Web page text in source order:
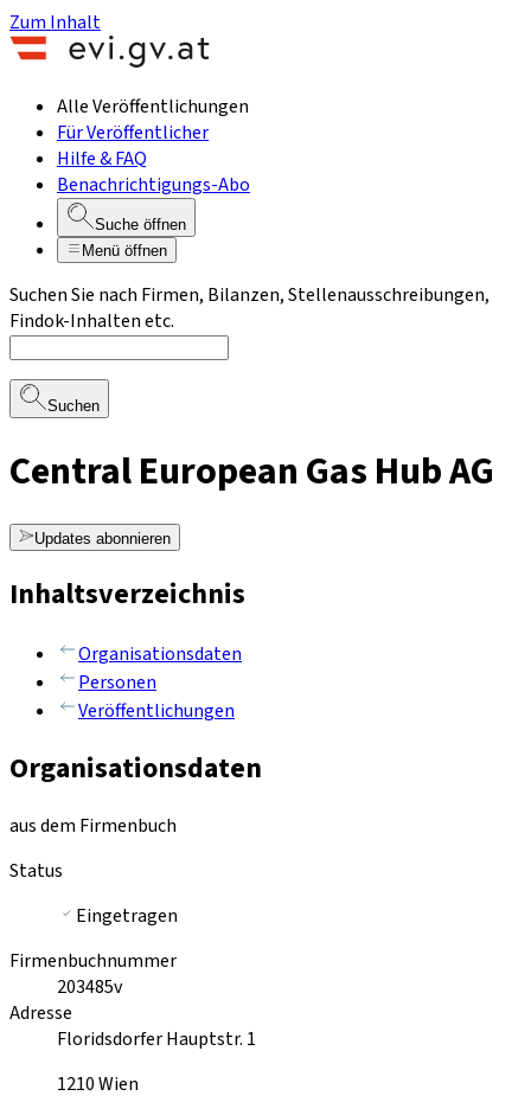
Zum Inhalt
Alle Veröffentlichungen
Für Veröffentlicher
Hilfe & FAQ
Benachrichtigungs-Abo
Suche öffnen
Menü öffnen
Suchen Sie nach Firmen, Bilanzen, Stellenausschreibungen,
Findok-Inhalten etc.
Suchen
Central European Gas Hub AG
Updates abonnieren
Inhaltsverzeichnis
Organisationsdaten
Personen
Veröffentlichungen
Organisationsdaten
aus dem Firmenbuch
Status
Eingetragen
Firmenbuchnummer
203485v
Adresse
Floridsdorfer Hauptstr. 1
1210Wien